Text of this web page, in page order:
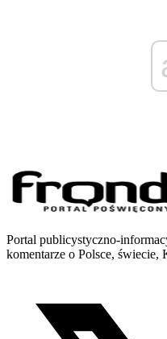
Portal publicystyczno-
komentarze o Polsce,